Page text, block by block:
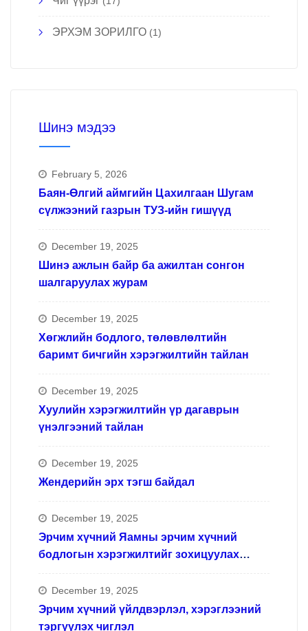
ЭРХЭМ ЗОРИЛГО (1)
Шинэ мэдээ
February 5, 2026
Баян-Өлгий аймгийн Цахилгаан Шугам
сүлжээний газрын ТУЗ-ийн гишүүд
December 19, 2025
Шинэ ажлын байр ба ажилтан сонгон
шалгаруулах журам
December 19, 2025
Хөгжлийн бодлого, төлөвлөлтийн
баримт бичгийн хэрэгжилтийн тайлан
December 19, 2025
Хуулийн хэрэгжилтийн үр дагаврын
үнэлгээний тайлан
December 19, 2025
Жендерийн эрх тэгш байдал
December 19, 2025
Эрчим хүчний Яамны эрчим хүчний
бодлогын хэрэгжилтийг зохицуулах
December 19, 2025
Эрчим хүчний үйлдвэрлэл, хэрэглээний
тэргүүлэх чиглэл